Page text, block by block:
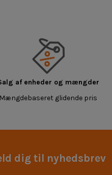
af enheder og mængder
Mængdebaseret glidende pris
dig til nyhedsbrev